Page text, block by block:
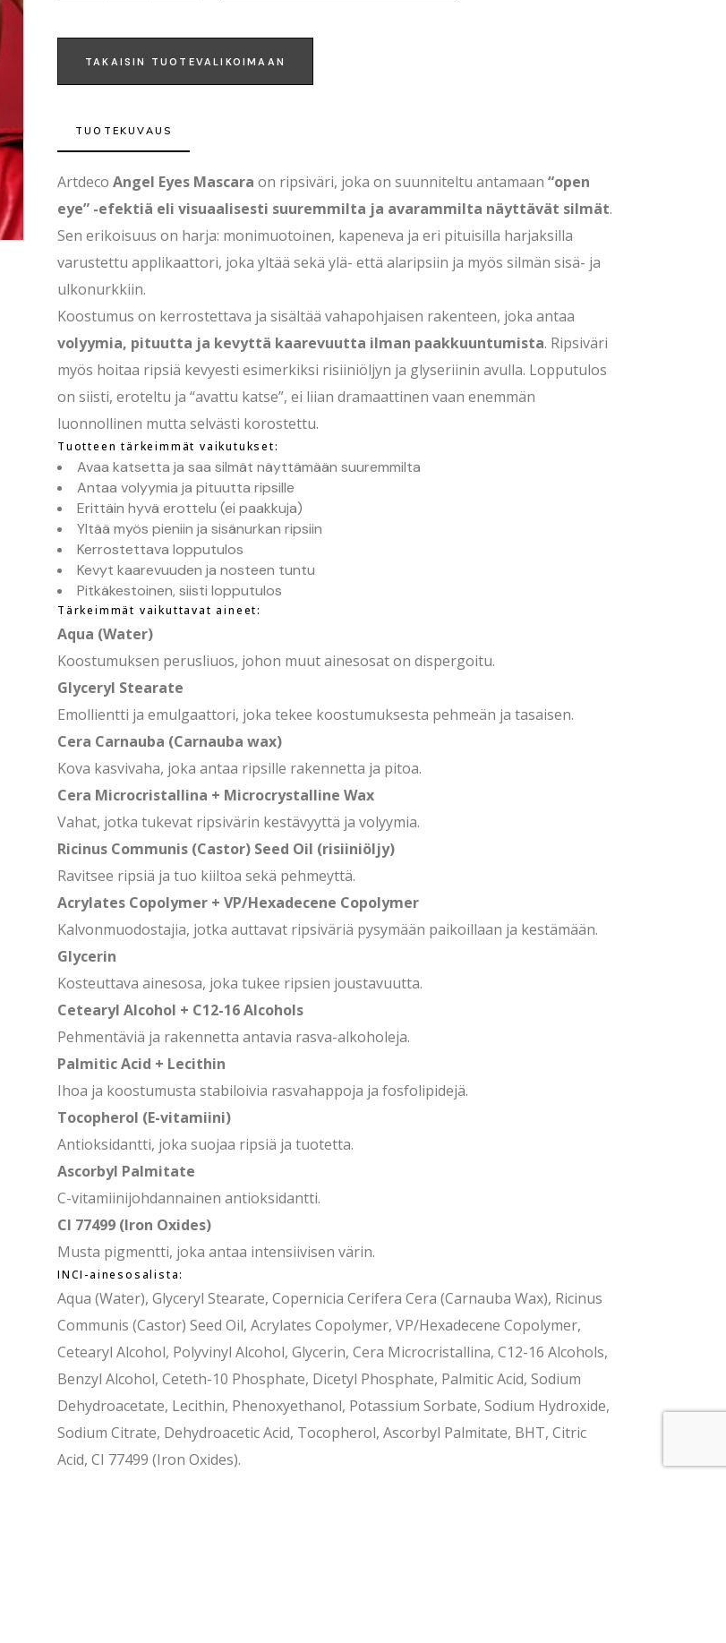
TAKAISIN TUOTEVALIKOIMAAN
TUOTEKUVAUS
Artdeco Angel Eyes Mascara on ripsiväri, joka on suunniteltu antamaan “open
eye” -efektiä eli visuaalisesti suuremmilta ja avarammilta näyttävät silmät.
Sen erikoisuus on harja: monimuotoinen, kapeneva ja eri pituisilla harjaksilla
varustettu applikaattori, joka yltää sekä ylä- että alaripsiin ja myös silmän sisä- ja
ulkonurkkiin.
Koostumus on kerrostettava ja sisältää vahapohjaisen rakenteen, joka antaa
volyymia, pituutta ja kevyttä kaarevuutta ilman paakkuuntumista. Ripsiväri
myös hoitaa ripsiä kevyesti esimerkiksi risiiniöljyn ja glyseriinin avulla. Lopputulos
on siisti, eroteltu ja “avattu katse”, ei liian dramaattinen vaan enemmän
luonnollinen mutta selvästi korostettu.
Tuotteen tärkeimmät vaikutukset:
Avaa katsetta ja saa silmät näyttämään suuremmilta
Antaa volyymia ja pituutta ripsille
Erittäin hyvä erottelu (ei paakkuja)
Yltää myös pieniin ja sisänurkan ripsiin
Kerrostettava lopputulos
Kevyt kaarevuuden ja nosteen tuntu
Pitkäkestoinen, siisti lopputulos
Tärkeimmät vaikuttavat aineet:
Aqua (Water)
Koostumuksen perusliuos, johon muut ainesosat on dispergoitu.
Glyceryl Stearate
Emollientti ja emulgaattori, joka tekee koostumuksesta pehmeän ja tasaisen.
Cera Carnauba (Carnauba wax)
Kova kasvivaha, joka antaa ripsille rakennetta ja pitoa.
Cera Microcristallina + Microcrystalline Wax
Vahat, jotka tukevat ripsivärin kestävyyttä ja volyymia.
Ricinus Communis (Castor) Seed Oil (risiiniöljy)
Ravitsee ripsiä ja tuo kiiltoa sekä pehmeyttä.
Acrylates Copolymer + VP/Hexadecene Copolymer
Kalvonmuodostajia, jotka auttavat ripsiväriä pysymään paikoillaan ja kestämään.
Glycerin
Kosteuttava ainesosa, joka tukee ripsien joustavuutta.
Cetearyl Alcohol + C12-16 Alcohols
Pehmentäviä ja rakennetta antavia rasva-alkoholeja.
Palmitic Acid + Lecithin
Ihoa ja koostumusta stabiloivia rasvahappoja ja fosfolipidejä.
Tocopherol (E-vitamiini)
Antioksidantti, joka suojaa ripsiä ja tuotetta.
Ascorbyl Palmitate
C-vitamiinijohdannainen antioksidantti.
CI 77499 (Iron Oxides)
Musta pigmentti, joka antaa intensiivisen värin.
INCI-ainesosalista:
Aqua (Water), Glyceryl Stearate, Copernicia Cerifera Cera (Carnauba Wax), Ricinus
Communis (Castor) Seed Oil, Acrylates Copolymer, VP/Hexadecene Copolymer,
Cetearyl Alcohol, Polyvinyl Alcohol, Glycerin, Cera Microcristallina, C12-16 Alcohols,
Benzyl Alcohol, Ceteth-10 Phosphate, Dicetyl Phosphate, Palmitic Acid, Sodium
Dehydroacetate, Lecithin, Phenoxyethanol, Potassium Sorbate, Sodium Hydroxide,
Sodium Citrate, Dehydroacetic Acid, Tocopherol, Ascorbyl Palmitate, BHT, Citric
Acid, CI 77499 (Iron Oxides).